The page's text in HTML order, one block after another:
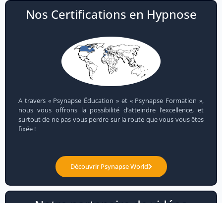
Nos Certifications en Hypnose
A travers « Psynapse Éducation » et « Psynapse Formation »,
nous vous offrons la possibilité d’atteindre l’excellence, et
surtout de ne pas vous perdre sur la route que vous vous êtes
fixée !
Découvrir Psynapse World